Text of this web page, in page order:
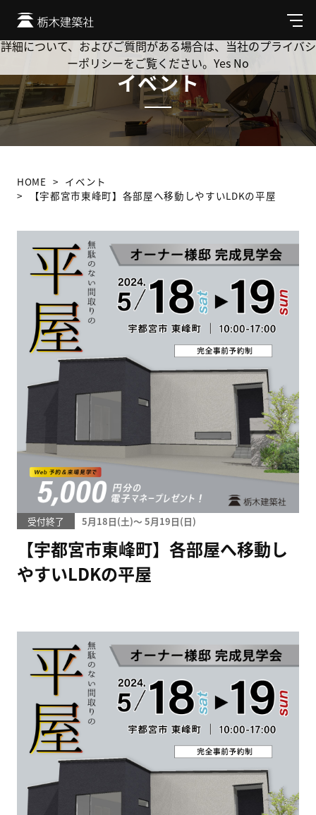
メ
ニ
ュ
イベント
HOME
イベント
【宇都宮市東峰町】各部屋へ移動しやすいLDKの平屋
受付終了 5月18日( )〜 5月19日( )
【宇都宮市東峰町】各部屋へ移動し
やすいLDKの平屋
Cookie を使用して、お客様の活動を追跡してもよろしいです
か? 当社ではお客様のプライバシーを極めて重視しています。
詳細について、およびご質問がある場合は、当社のプライバシ
ーポリシーをご覧ください。 Yes No